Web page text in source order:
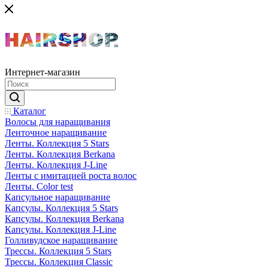
Интернет-магазин
Каталог
Волосы для наращивания
Ленточное наращивание
Ленты. Коллекция 5 Stars
Ленты. Коллекция Berkana
Ленты. Коллекция J-Line
Ленты с имитацией роста волос
Ленты. Color test
Капсульное наращивание
Капсулы. Коллекция 5 Stars
Капсулы. Коллекция Berkana
Капсулы. Коллекция J-Line
Голливудское наращивание
Трессы. Коллекция 5 Stars
Трессы. Коллекция Classic